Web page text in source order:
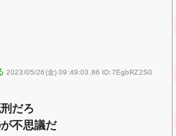
2023/05/26(金) 09:49:03.86 ID:7EgbRZ2S0
だろ
不思議だ